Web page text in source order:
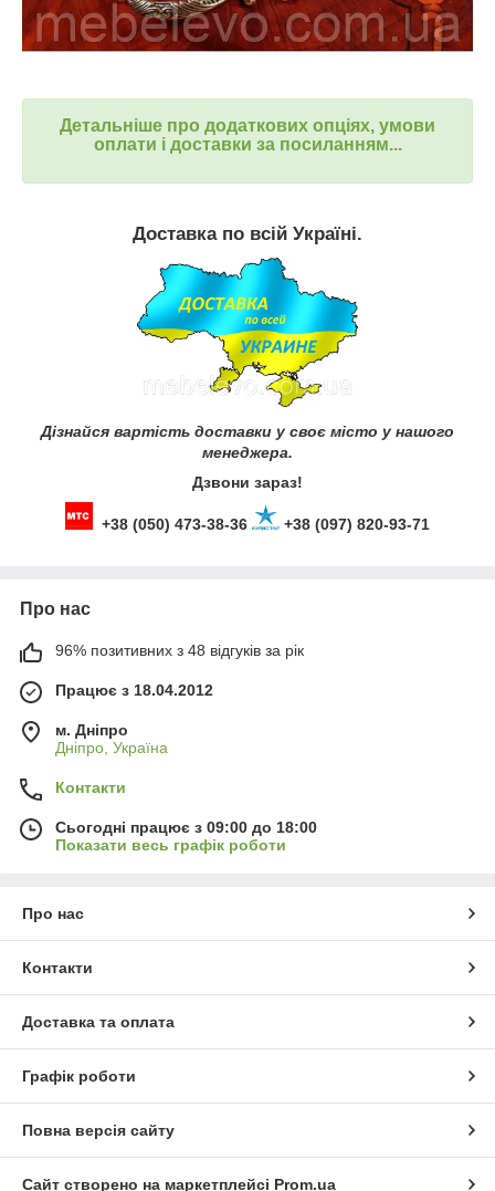
Детальніше про додаткових опціях, умови
оплати і доставки за посиланням...
Доставка по всій Україні.
Дізнайся вартість доставки у своє місто у нашого
менеджера.
Дзвони зараз!
+38 (050) 473-38-36 +38 (097) 820-93-71
Про нас
96% позитивних з 48 відгуків за рік
Працює з 18.04.2012
м. Дніпро
Дніпро, Україна
Контакти
Сьогодні працює з 09:00 до 18:00
Показати весь графік роботи
Про нас
Контакти
Доставка та оплата
Графік роботи
Повна версія сайту
Сайт створено на маркетплейсі Prom.ua